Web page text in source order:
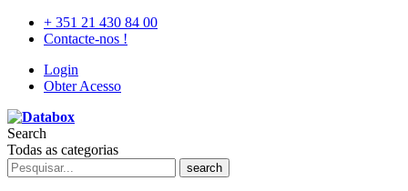
+ 351 21 430 84 00
Contacte-nos !
Login
Obter Acesso
Search
Todas as categorias
search